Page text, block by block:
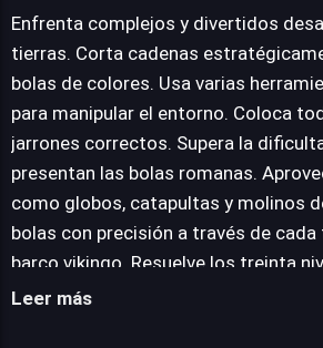
introduciendo progresivamente
globos, catapultas, molinos de
colchonetas saltarinas, trineos de
vikingos, cada uno con propiedades
deben ser comprendidas y
romanas" se destacan como un
prometiendo poner a prueba la
hasta el límite. Civiballs 2 ofrece una
pero profundamente elaborada,
complejos puzles y se celebra la
Enfrenta complejos y divertidos
tierras. Corta cadenas
bolas de colores. Usa varias
para manipular el entorno. Coloca
jarrones correctos. Supera la
presentan las bolas romanas.
como globos, catapultas y molinos
bolas con precisión a través de
barco vikingo. Resuelve los treinta
con paciencia y astucia.
Leer más